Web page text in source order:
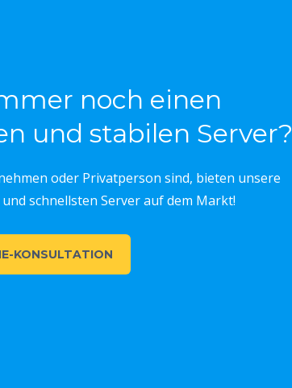
noch einen
und stabilen Server?
oder Privatperson sind, bieten unsere
schnellsten Server auf dem Markt!
KONSULTATION